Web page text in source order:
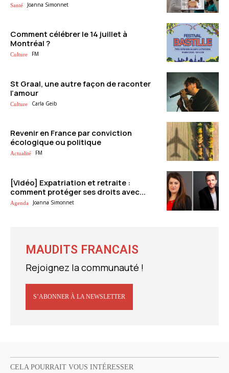
Santé Joanna Simonnet
Comment célébrer le 14 juillet à
Montréal ?
Culture FM
St Graal, une autre façon de raconter
l’amour
Culture Carla Geib
Revenir en France par conviction
écologique ou politique
Actualité FM
[Vidéo] Expatriation et retraite :
comment protéger ses droits avec...
Agenda Joanna Simonnet
MAUDITS FRANCAIS
Rejoignez la communauté !
S’ABONNER À LA NEWSLETTER
CELA POURRAIT VOUS INTÉRESSER